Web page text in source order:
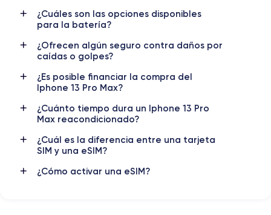
Resolución vídeo
4K - 3840x2160px
Carga rápida
Batería
4373 mAh
Doble SIM
Red móvil
Para más detalles,consulta la ficha técnica completa del iPhone
13 pro Max
¿Cuáles son las opciones disponibles
para la batería?
¿Ofrecen algún seguro contra daños por
caídas o golpes?
¿Es posible financiar la compra del
Iphone 13 Pro Max?
¿Cuánto tiempo dura un Iphone 13 Pro
Max reacondicionado?
¿Cuál es la diferencia entre una tarjeta
SIM y una eSIM?
¿Cómo activar una eSIM?